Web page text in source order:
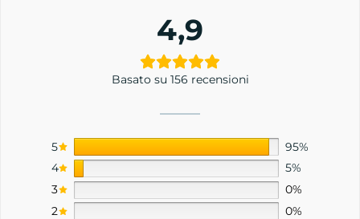
4,9
Basato su 156 recensioni
5
95%
4
5%
3
0%
2
0%